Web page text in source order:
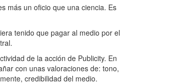
más un oficio que una ciencia. Es
tenido que pagar al medio por el
de la acción de Publicity. En
con unas valoraciones de: tono,
credibilidad del medio.